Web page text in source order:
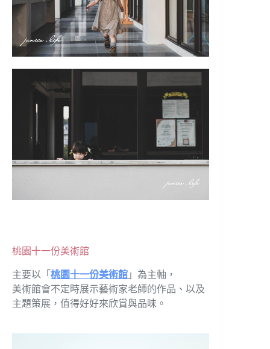
桃園十一份美術館
主要以「 桃園十一份美術館 」為主軸，
美術館會不定時展示藝術家老師的作品、以及
主題策展，值得好好來欣賞與品味。